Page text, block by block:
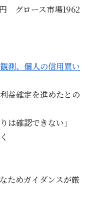
グロース市場1962
測、個人の信用買い
益確定を進めたとの
は確認できない」
ためガイダンスが厳